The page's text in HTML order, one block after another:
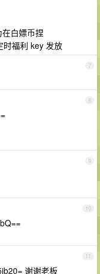
白嫖币捏
时福利 key 发放
7
8
9
10
11
谢谢老板